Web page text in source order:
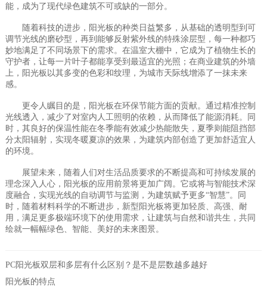
能，成为了现代绿色建筑不可或缺的一部分。
随着科技的进步，阳光板的种类日益繁多，从基础的透明型到可
调节光线的磨砂型，再到能够反射紫外线的特殊涂层型，每一种都巧
妙地满足了不同场景下的需求。在温室大棚中，它成为了植物生长的
守护者，让每一片叶子都能享受到最适宜的光照；在商业建筑的外墙
上，阳光板以其多变的色彩和纹理，为城市天际线增添了一抹未来
感。
更令人瞩目的是，阳光板在环保节能方面的贡献。通过精准控制
光线透入，减少了对室内人工照明的依赖，从而降低了能源消耗。同
时，其良好的保温性能在冬季能有效减少热能散失，夏季则能阻挡部
分太阳辐射，实现冬暖夏凉的效果，为建筑内部创造了更加舒适宜人
的环境。
展望未来，随着人们对生活品质要求的不断提高和可持续发展的
理念深入人心，阳光板的应用前景将更加广阔。它或将与智能技术深
度融合，实现光线的自动调节与监测，为建筑赋予更多“智慧”。同
时，随着材料科学的不断进步，新型阳光板将更加轻质、高强、耐
用，满足更多极端环境下的使用需求，让建筑与自然和谐共生，共同
绘就一幅幅绿色、智能、美好的未来图景。
PC阳光板双层和多层有什么区别？是不是层数越多越好
阳光板的特点